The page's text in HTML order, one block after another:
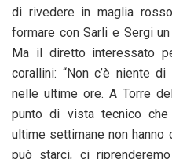
di rivedere in maglia
formare con Sarli e Sergi
Ma il diretto interessato
corallini: “Non c’è niente
nelle ultime ore. A Torre
punto di vista tecnico
ultime settimane non hanno
può starci, ci